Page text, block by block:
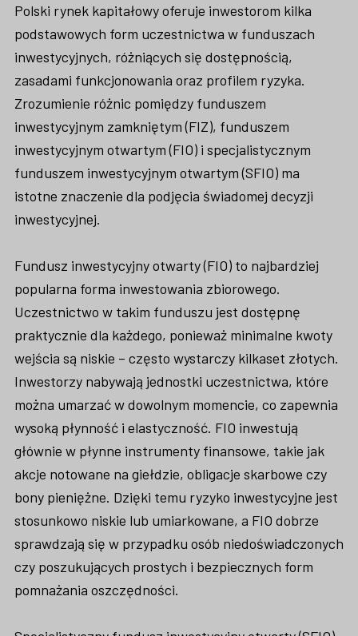
Polski rynek kapitałowy oferuje inwestorom kilka
podstawowych form uczestnictwa w funduszach
inwestycyjnych, różniących się dostępnością,
zasadami funkcjonowania oraz profilem ryzyka.
Zrozumienie różnic pomiędzy funduszem
inwestycyjnym zamkniętym (FIZ), funduszem
inwestycyjnym otwartym (FIO) i specjalistycznym
funduszem inwestycyjnym otwartym (SFIO) ma
istotne znaczenie dla podjęcia świadomej decyzji
inwestycyjnej.
Fundusz inwestycyjny otwarty (FIO) to najbardziej
popularna forma inwestowania zbiorowego.
Uczestnictwo w takim funduszu jest dostępnę
praktycznie dla każdego, ponieważ minimalne kwoty
wejścia są niskie – często wystarczy kilkaset złotych.
Inwestorzy nabywają jednostki uczestnictwa, które
można umarzać w dowolnym momencie, co zapewnia
wysoką płynność i elastyczność. FIO inwestują
głównie w płynne instrumenty finansowe, takie jak
akcje notowane na giełdzie, obligacje skarbowe czy
bony pieniężne. Dzięki temu ryzyko inwestycyjne jest
stosunkowo niskie lub umiarkowane, a FIO dobrze
sprawdzają się w przypadku osób niedoświadczonych
czy poszukujących prostych i bezpiecznych form
pomnażania oszczędności.